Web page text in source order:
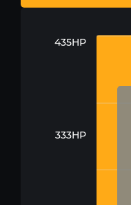
435HP
333HP